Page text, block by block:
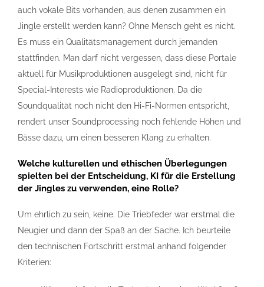
auch vokale Bits vorhanden, aus denen zusammen ein
Jingle erstellt werden kann? Ohne Mensch geht es nicht.
Es muss ein Qualitätsmanagement durch jemanden
stattfinden. Man darf nicht vergessen, dass diese Portale
aktuell für Musikproduktionen ausgelegt sind, nicht für
Special-Interests wie Radioproduktionen. Da die
Soundqualität noch nicht den Hi-Fi-Normen entspricht,
rendert unser Soundprocessing noch fehlende Höhen und
Bässe dazu, um einen besseren Klang zu erhalten.
Welche kulturellen und ethischen Überlegungen
spielten bei der Entscheidung, KI für die Erstellung
der Jingles zu verwenden, eine Rolle?
Um ehrlich zu sein, keine. Die Triebfeder war erstmal die
Neugier und dann der Spaß an der Sache. Ich beurteile
den technischen Fortschritt erstmal anhand folgender
Kriterien: